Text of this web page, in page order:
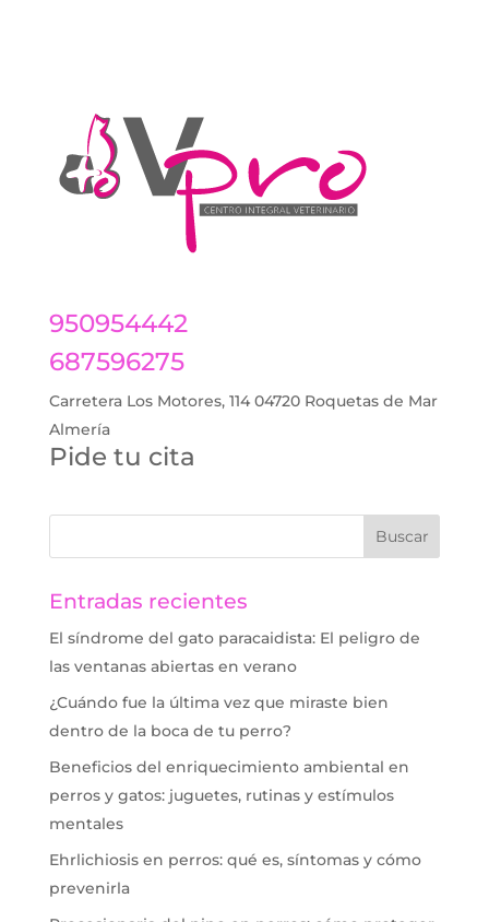
950954442
687596275
Carretera Los Motores, 114 04720 Roquetas de Mar
Almería
Pide tu cita
Entradas recientes
El síndrome del gato paracaidista: El peligro de
las ventanas abiertas en verano
¿Cuándo fue la última vez que miraste bien
dentro de la boca de tu perro?
Beneficios del enriquecimiento ambiental en
perros y gatos: juguetes, rutinas y estímulos
mentales
Ehrlichiosis en perros: qué es, síntomas y cómo
prevenirla